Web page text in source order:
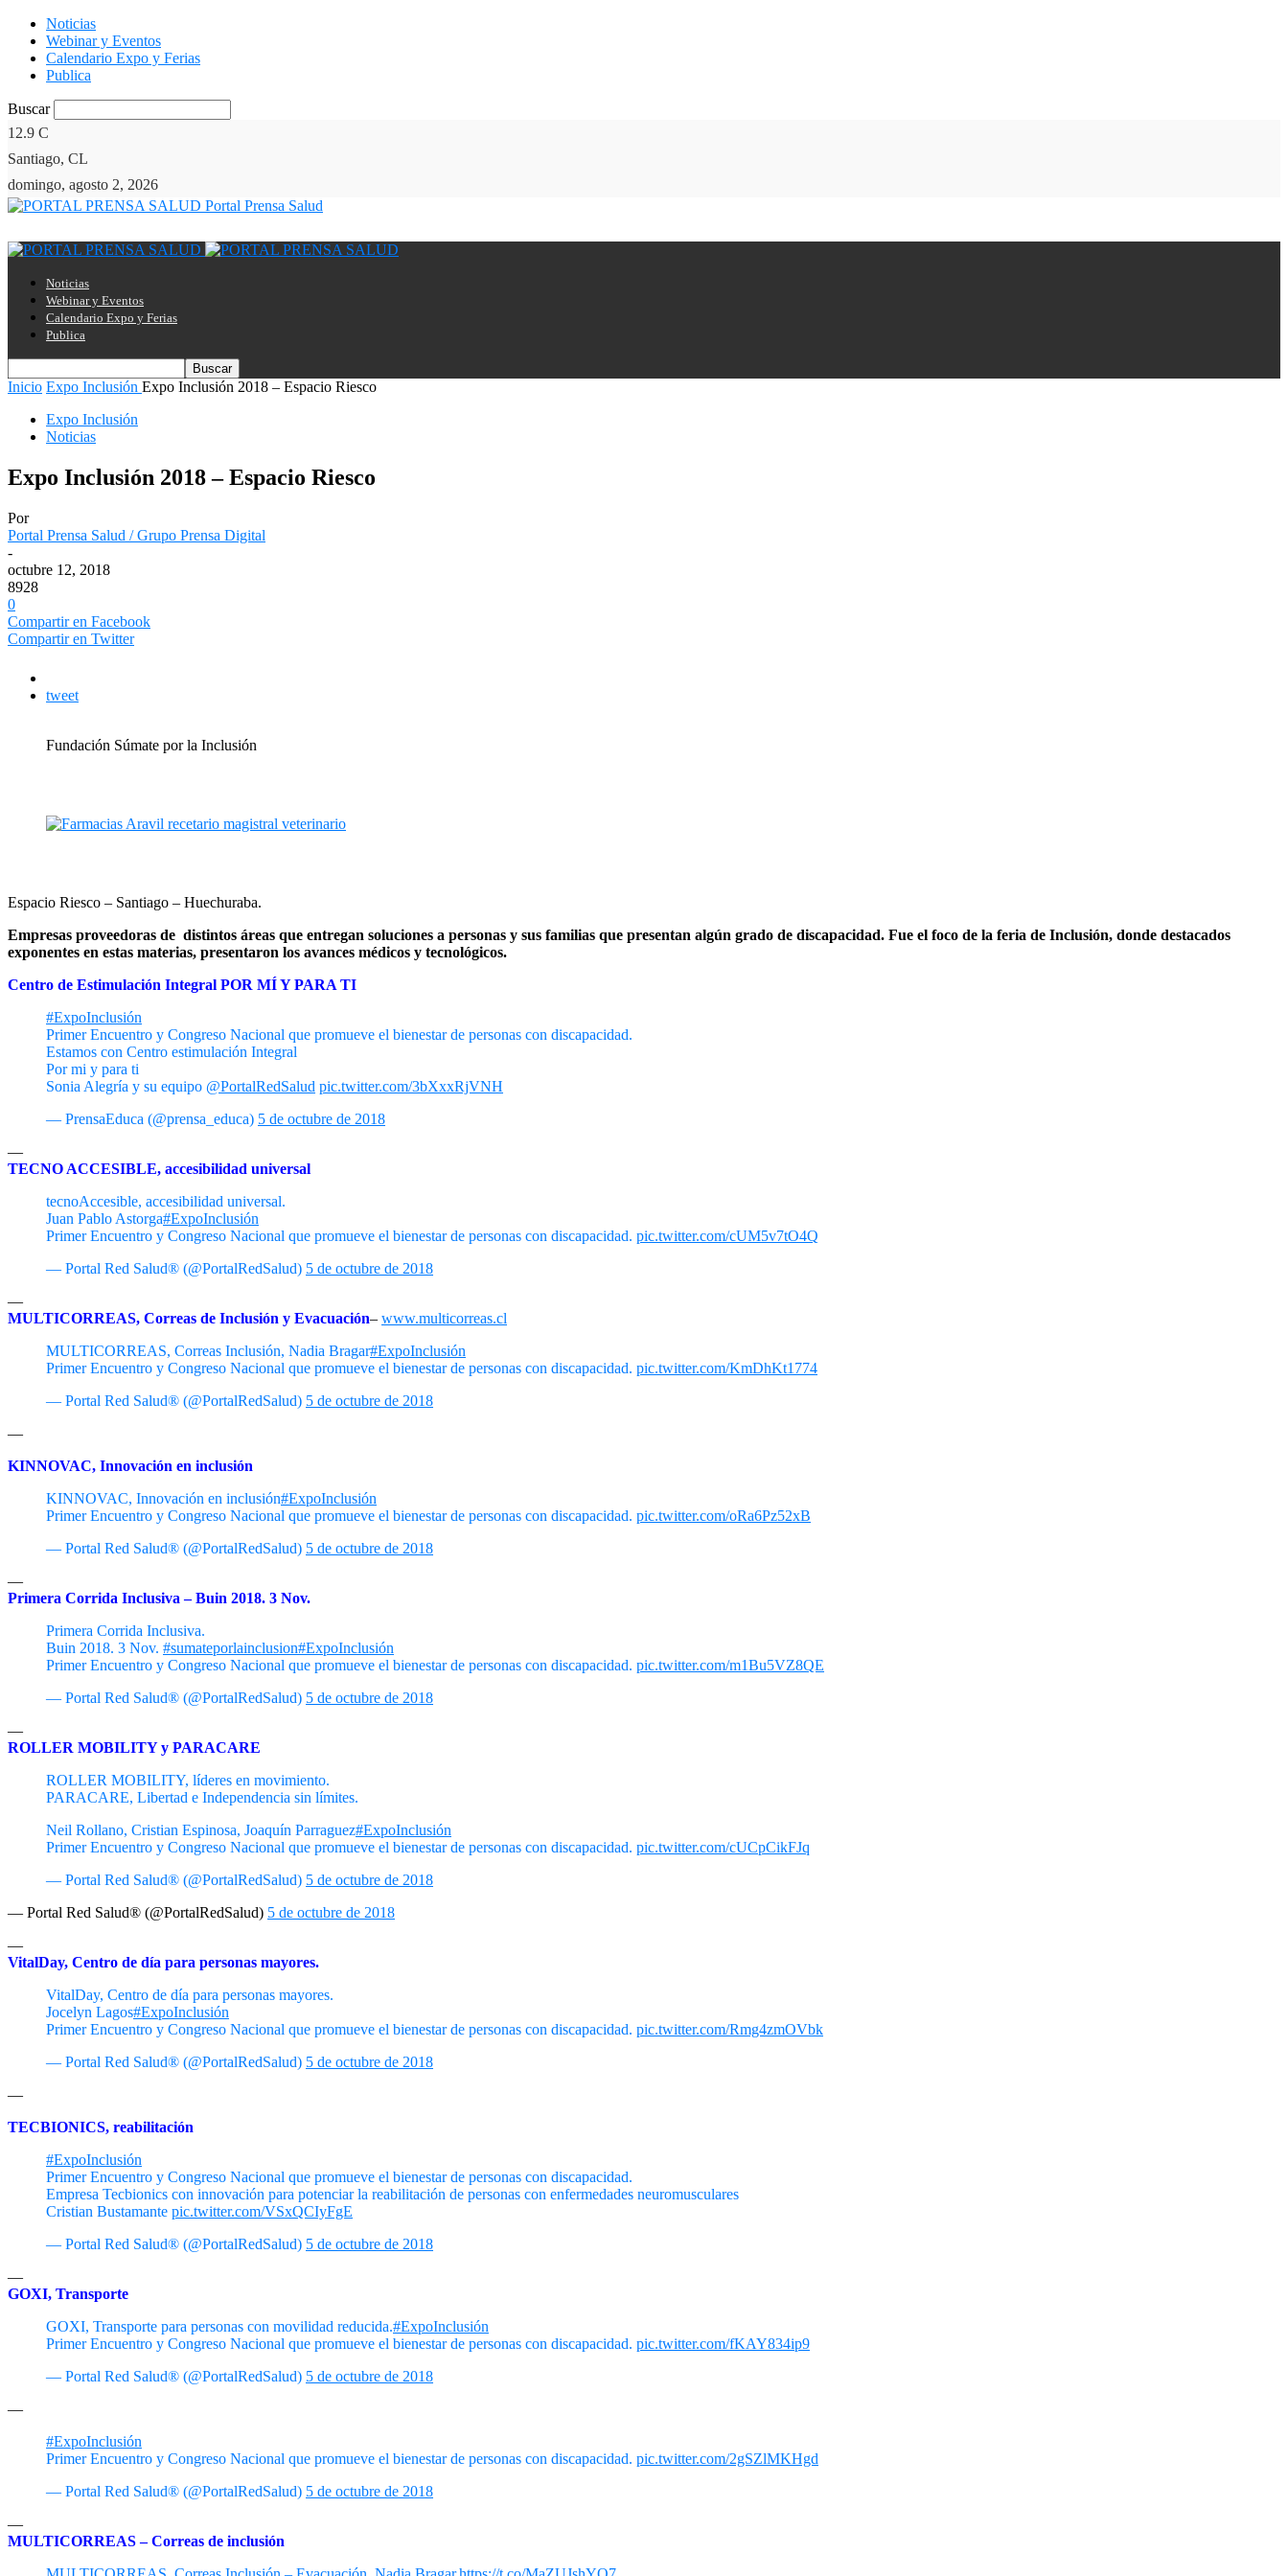
Noticias
Webinar y Eventos
Calendario Expo y Ferias
Publica
Buscar
12.9 C
Santiago, CL
domingo, agosto 2, 2026
Portal Prensa Salud
Noticias
Webinar y Eventos
Calendario Expo y Ferias
Publica
Inicio Expo Inclusión Expo Inclusión 2018 – Espacio Riesco
Expo Inclusión
Noticias
Expo Inclusión 2018 – Espacio Riesco
Por
Portal Prensa Salud / Grupo Prensa Digital
-
octubre 12, 2018
8928
0
Compartir en Facebook
Compartir en Twitter
tweet
Fundación Súmate por la Inclusión
Espacio Riesco – Santiago – Huechuraba.
Empresas proveedoras de distintos áreas que entregan soluciones a personas y sus familias que presentan algún grado de discapacidad. Fue el foco de la feria de Inclusión, donde destacados
exponentes en estas materias, presentaron los avances médicos y tecnológicos.
Centro de Estimulación Integral POR MÍ Y PARA TI
#ExpoInclusión
Primer Encuentro y Congreso Nacional que promueve el bienestar de personas con discapacidad.
Estamos con Centro estimulación Integral
Por mi y para ti
Sonia Alegría y su equipo @PortalRedSalud pic.twitter.com/3bXxxRjVNH
— PrensaEduca (@prensa_educa) 5 de octubre de 2018
—
TECNO ACCESIBLE, accesibilidad universal
tecnoAccesible, accesibilidad universal.
Juan Pablo Astorga#ExpoInclusión
Primer Encuentro y Congreso Nacional que promueve el bienestar de personas con discapacidad. pic.twitter.com/cUM5v7tO4Q
— Portal Red Salud® (@PortalRedSalud) 5 de octubre de 2018
—
MULTICORREAS, Correas de Inclusión y Evacuación– www.multicorreas.cl
MULTICORREAS, Correas Inclusión, Nadia Bragar#ExpoInclusión
Primer Encuentro y Congreso Nacional que promueve el bienestar de personas con discapacidad. pic.twitter.com/KmDhKt1774
— Portal Red Salud® (@PortalRedSalud) 5 de octubre de 2018
—
KINNOVAC, Innovación en inclusión
KINNOVAC, Innovación en inclusión#ExpoInclusión
Primer Encuentro y Congreso Nacional que promueve el bienestar de personas con discapacidad. pic.twitter.com/oRa6Pz52xB
— Portal Red Salud® (@PortalRedSalud) 5 de octubre de 2018
—
Primera Corrida Inclusiva – Buin 2018. 3 Nov.
Primera Corrida Inclusiva.
Buin 2018. 3 Nov. #sumateporlainclusion#ExpoInclusión
Primer Encuentro y Congreso Nacional que promueve el bienestar de personas con discapacidad. pic.twitter.com/m1Bu5VZ8QE
— Portal Red Salud® (@PortalRedSalud) 5 de octubre de 2018
—
ROLLER MOBILITY y PARACARE
ROLLER MOBILITY, líderes en movimiento.
PARACARE, Libertad e Independencia sin límites.
Neil Rollano, Cristian Espinosa, Joaquín Parraguez#ExpoInclusión
Primer Encuentro y Congreso Nacional que promueve el bienestar de personas con discapacidad. pic.twitter.com/cUCpCikFJq
— Portal Red Salud® (@PortalRedSalud) 5 de octubre de 2018
— Portal Red Salud® (@PortalRedSalud) 5 de octubre de 2018
—
VitalDay, Centro de día para personas mayores.
VitalDay, Centro de día para personas mayores.
Jocelyn Lagos#ExpoInclusión
Primer Encuentro y Congreso Nacional que promueve el bienestar de personas con discapacidad. pic.twitter.com/Rmg4zmOVbk
— Portal Red Salud® (@PortalRedSalud) 5 de octubre de 2018
—
TECBIONICS, reabilitación
#ExpoInclusión
Primer Encuentro y Congreso Nacional que promueve el bienestar de personas con discapacidad.
Empresa Tecbionics con innovación para potenciar la reabilitación de personas con enfermedades neuromusculares
Cristian Bustamante pic.twitter.com/VSxQCIyFgE
— Portal Red Salud® (@PortalRedSalud) 5 de octubre de 2018
—
GOXI, Transporte
GOXI, Transporte para personas con movilidad reducida.#ExpoInclusión
Primer Encuentro y Congreso Nacional que promueve el bienestar de personas con discapacidad. pic.twitter.com/fKAY834ip9
— Portal Red Salud® (@PortalRedSalud) 5 de octubre de 2018
—
#ExpoInclusión
Primer Encuentro y Congreso Nacional que promueve el bienestar de personas con discapacidad. pic.twitter.com/2gSZlMKHgd
— Portal Red Salud® (@PortalRedSalud) 5 de octubre de 2018
—
MULTICORREAS – Correas de inclusión